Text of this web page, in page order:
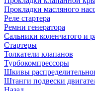
Прокладки масляного
Реле стартера
Ремни генератора
Сальники коленчатого и
Стартеры
Толкатели клапанов
Турбокомпрессоры
Шкивы
Штанги подвески